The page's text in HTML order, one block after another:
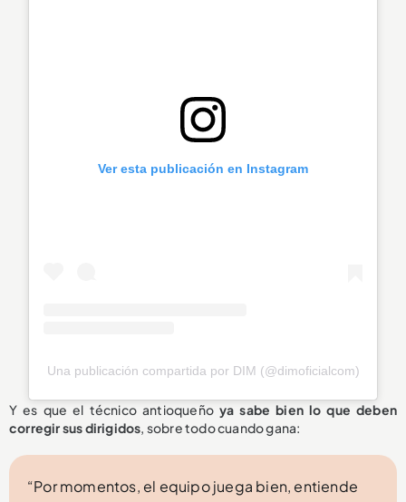
Ver esta publicación en Instagram
Una publicación compartida por DIM (@dimoficialcom)
Y es que el técnico antioqueño ya sabe bien lo que deben
corregir sus dirigidos , sobre todo cuando gana:
“Por momentos, el equipo juega bien, entiende